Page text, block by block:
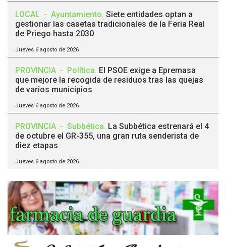
LOCAL - Ayuntamiento. Siete entidades optan a
gestionar las casetas tradicionales de la Feria Real
de Priego hasta 2030
Jueves 6 agosto de 2026
PROVINCIA - Política. El PSOE exige a Epremasa
que mejore la recogida de residuos tras las quejas
de varios municipios
Jueves 6 agosto de 2026
PROVINCIA - Subbética. La Subbética estrenará el 4
de octubre el GR-355, una gran ruta senderista de
diez etapas
Jueves 6 agosto de 2026